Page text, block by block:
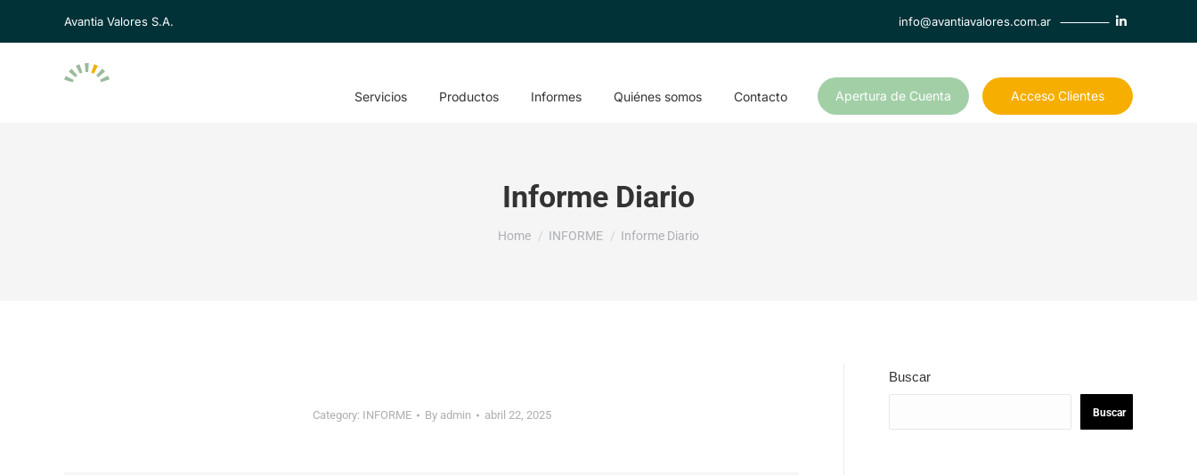
Avantia Valores S.A. info@avantiavalores.com.ar
Servicios Productos Informes Quiénes somos Contacto Apertura de Cuenta Acceso Clientes
Informe Diario
You are here:
Home INFORME Informe Diario
Category: INFORME By admin abril 22, 2025
Buscar
Buscar